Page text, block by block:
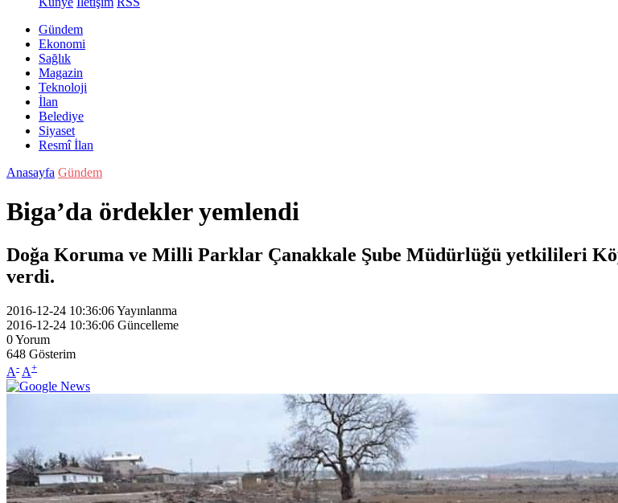
Gündem
Ekonomi
Sağlık
Magazin
Teknoloji
İlan
Belediye
Siyaset
Resmî İlan
Anasayfa Gündem
Biga’da ördekler yemlendi
Doğa Koruma ve Milli Parklar Çanakkale Şube Müdürlüğü yetkilileri
verdi.
2016-12-24 10:36:06Yayınlanma
2016-12-24 10:36:06 Güncelleme
0Yorum
648 Gösterim
A- A+